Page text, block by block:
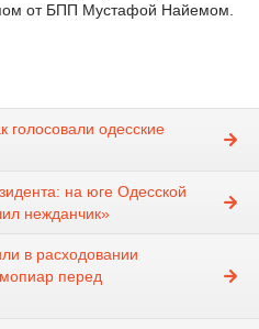
от БПП Мустафой Найемом.
голосовали одесские
на юге Одесской
нежданчик»
в расходовании
перед